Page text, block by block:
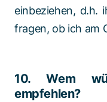
einbeziehen, d.h.
fragen, ob ich am
10. Wem
empfehlen?